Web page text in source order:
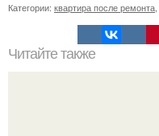
Категории: квартира после ремонта
Читайте также